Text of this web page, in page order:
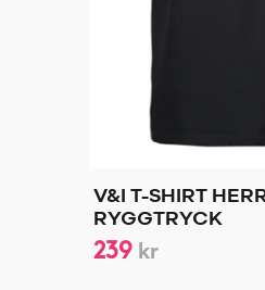
V&I T-SHIRT
RYGGTRYCK
239 kr